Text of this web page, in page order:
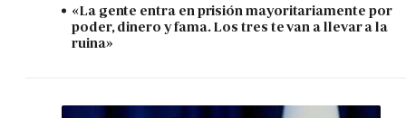
«La gente entra en prisión mayoritariamente por
poder, dinero y fama. Los tres te van a llevar a la
ruina»